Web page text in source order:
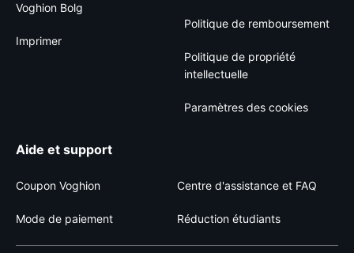
Voghion Bolg
Imprimer
Politique de remboursement
Politique de propriété
intellectuelle
Paramètres des cookies
Aide et support
Coupon Voghion Centre d'assistance et FAQ
Mode de paiement Réduction étudiants